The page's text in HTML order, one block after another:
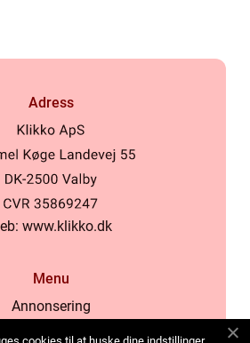
Adress
www.klikko.dk
Menu
Annonsering